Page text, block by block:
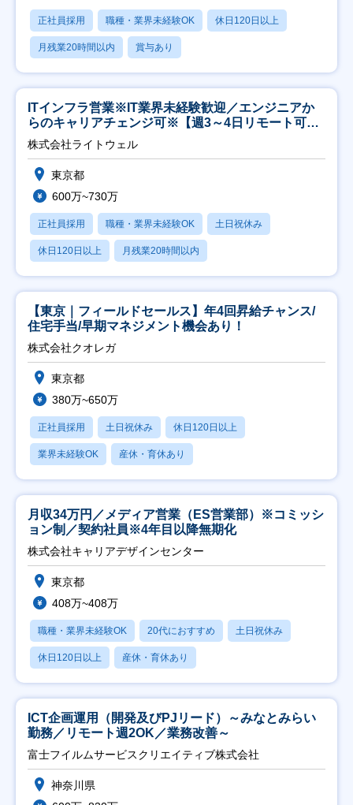
正社員採用 職種・業界未経験OK 休日120日以上
月残業20時間以内 賞与あり
ITインフラ営業※IT業界未経験歓迎／エンジニアか
らのキャリアチェンジ可※【週3～4日リモート可
能】
株式会社ライトウェル
東京都
600万~730万
正社員採用 職種・業界未経験OK 土日祝休み
休日120日以上 月残業20時間以内
【東京｜フィールドセールス】年4回昇給チャンス/
住宅手当/早期マネジメント機会あり！
株式会社クオレガ
東京都
380万~650万
正社員採用 土日祝休み 休日120日以上
業界未経験OK 産休・育休あり
月収34万円／メディア営業（ES営業部）※コミッシ
ョン制／契約社員※4年目以降無期化
株式会社キャリアデザインセンター
東京都
408万~408万
職種・業界未経験OK 20代におすすめ 土日祝休み
休日120日以上 産休・育休あり
ICT企画運用（開発及びPJリード）～みなとみらい
勤務／リモート週2OK／業務改善～
富士フイルムサービスクリエイティブ株式会社
神奈川県